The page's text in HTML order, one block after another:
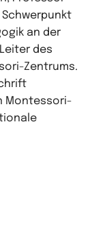
an der
des
Zentrums.
Montessori-